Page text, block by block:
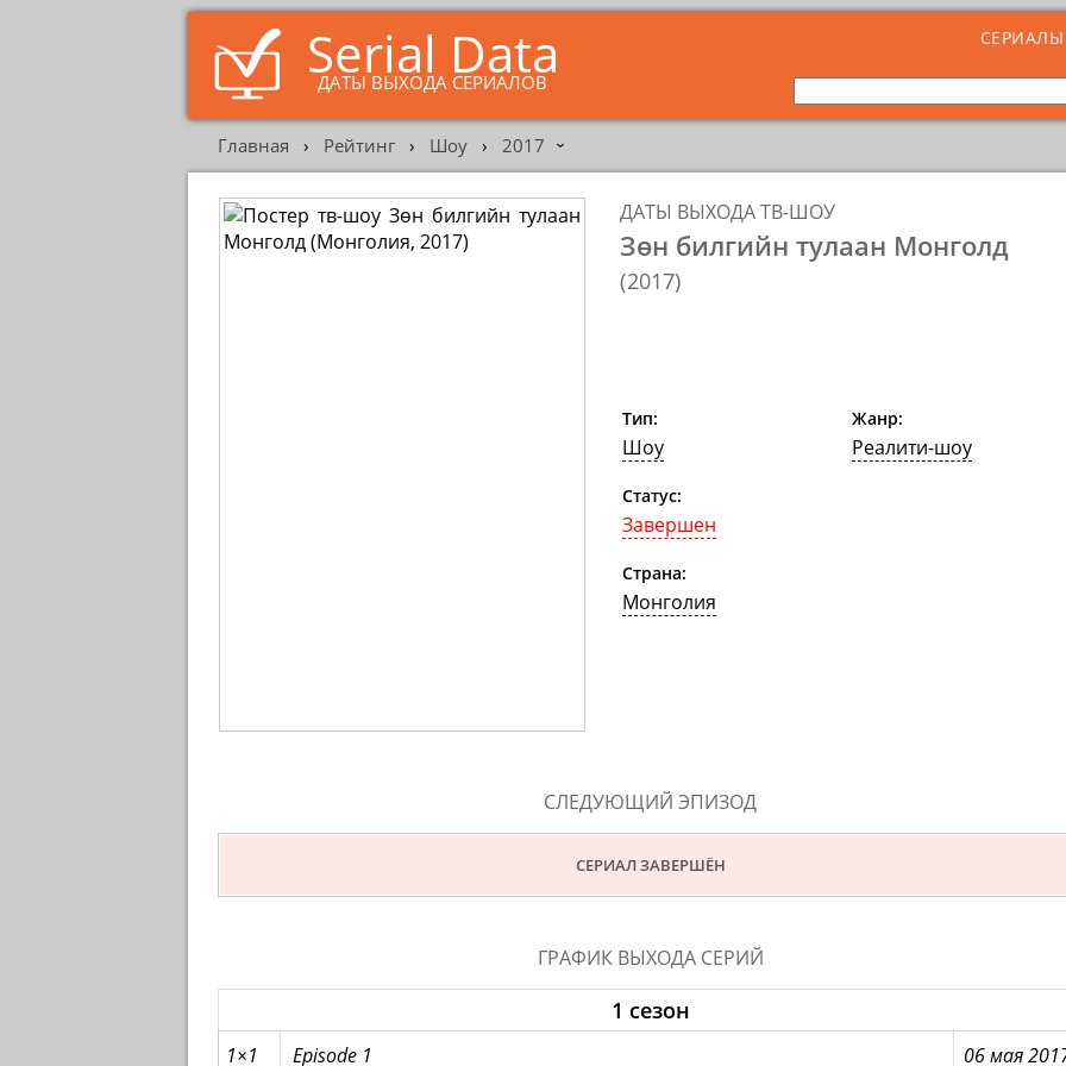
Serial Data
ДАТЫ ВЫХОДА СЕРИАЛОВ
СЕРИАЛЫ
Главная › Рейтинг › Шоу › 2017 ›
ДАТЫ ВЫХОДА ТВ-ШОУ
Зөн билгийн тулаан Монголд
(2017)
Тип:
Шоу
Статус:
Завершен
Страна:
Монголия
Жанр:
Реалити-шоу
СЛЕДУЮЩИЙ ЭПИЗОД
СЕРИАЛ ЗАВЕРШЁН
ГРАФИК ВЫХОДА СЕРИЙ
1 сезон
1×1 Episode 1 06 мая